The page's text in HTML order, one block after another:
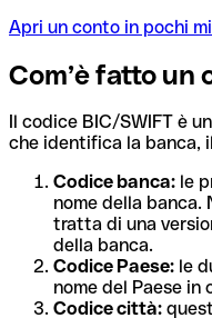
Apri un conto in pochi
Com’è fatto un
Il codice BIC/SWIFT è
che identifica la banca,
Codice banca: le
nome della banca.
tratta di una
della banca.
Codice Paese: le
nome del Paese in
Codice città: